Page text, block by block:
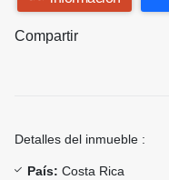
Compartir
Detalles del inmueble :
País: Costa Rica